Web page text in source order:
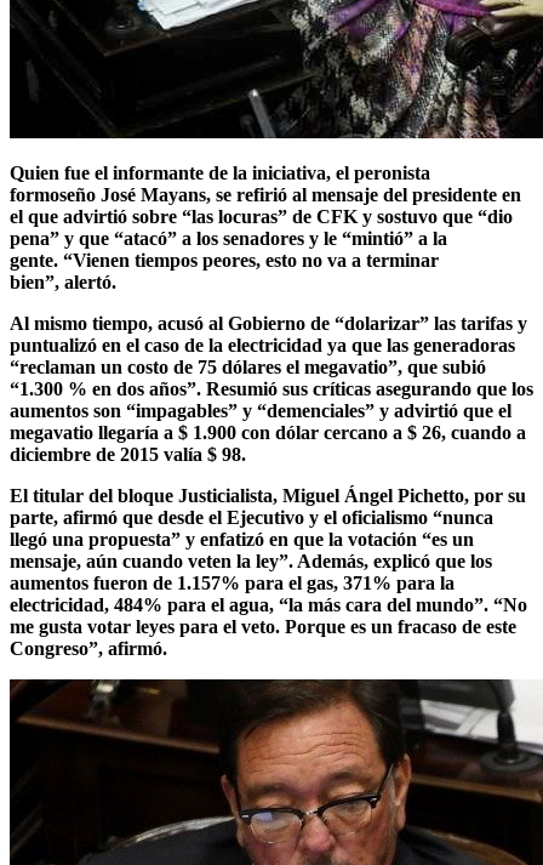
Quien fue el informante de la iniciativa, el peronista
formoseño José Mayans, se refirió al mensaje del presidente en
el que advirtió sobre “las locuras” de CFK y sostuvo que “dio
pena” y que “atacó” a los senadores y le “mintió” a la
gente. “Vienen tiempos peores, esto no va a terminar
bien”, alertó.
Al mismo tiempo, acusó al Gobierno de “dolarizar” las tarifas y
puntualizó en el caso de la electricidad ya que las generadoras
“reclaman un costo de 75 dólares el megavatio”, que subió
“1.300 % en dos años”. Resumió sus críticas asegurando que los
aumentos son “impagables” y “demenciales” y advirtió que el
megavatio llegaría a $ 1.900 con dólar cercano a $ 26, cuando a
diciembre de 2015 valía $ 98.
El titular del bloque Justicialista, Miguel Ángel Pichetto, por su
parte, afirmó que desde el Ejecutivo y el oficialismo “nunca
llegó una propuesta” y enfatizó en que la votación “es un
mensaje, aún cuando veten la ley”. Además, explicó que los
aumentos fueron de 1.157% para el gas, 371% para la
electricidad, 484% para el agua, “la más cara del mundo”. “No
me gusta votar leyes para el veto. Porque es un fracaso de este
Congreso”, afirmó.